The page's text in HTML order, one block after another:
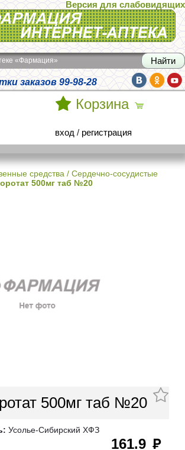
Фармация
Версия для слабовидящих
«Фармация»
заказов 99-98-28
Корзина
вход / регистрация
средства / Сердечно-сосудистые
500мг таб №20
500мг таб №20
Усолье-Сибирский ХФЗ
161.9 руб